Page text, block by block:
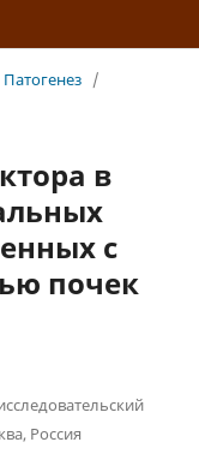
/
в
с
почек
Россия